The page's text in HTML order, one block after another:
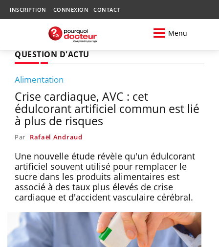
INSCRIPTION CONNEXION CONTACT
Menu
QUESTION D'ACTU
Alimentation
Crise cardiaque, AVC : cet
édulcorant artificiel commun est lié
à plus de risques
Par Rafaël Andraud
Une nouvelle étude révèle qu'un édulcorant
artificiel souvent utilisé pour remplacer le
sucre dans les produits alimentaires est
associé à des taux plus élevés de crise
cardiaque et d'accident vasculaire cérébral.